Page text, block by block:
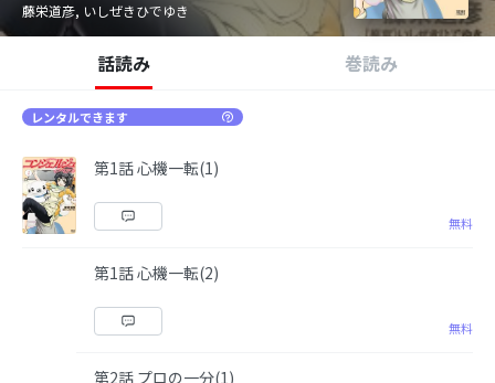
藤栄道彦, いしぜきひでゆき
話読み 巻読み
レンタルできます
第1話 心機一転(1)
無料
第1話 心機一転(2)
無料
第2話 プロの一分(1)